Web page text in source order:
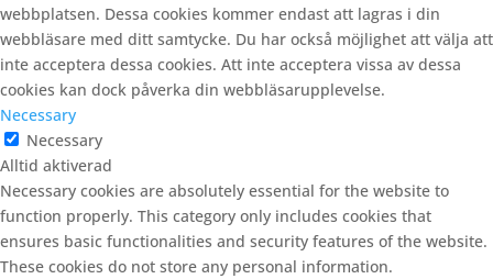
webbplatsen. Dessa cookies kommer endast att lagras i din
webbläsare med ditt samtycke. Du har också möjlighet att välja att
inte acceptera dessa cookies. Att inte acceptera vissa av dessa
cookies kan dock påverka din webbläsarupplevelse.
Necessary
Necessary
Alltid aktiverad
Necessary cookies are absolutely essential for the website to
function properly. This category only includes cookies that
ensures basic functionalities and security features of the website.
These cookies do not store any personal information.